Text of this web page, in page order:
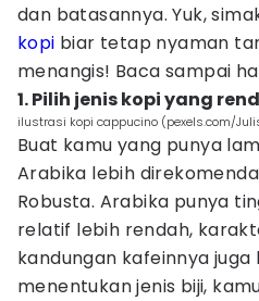
dan batasannya. Yuk,
kopi biar tetap nyaman
menangis! Baca sampai
1. Pilih jenis kopi yang
ilustrasi kopi cappucino (pexels.com/
Buat kamu yang punya
Arabika lebih
Robusta. Arabika punya
relatif lebih rendah,
kandungan kafeinnya juga
menentukan jenis biji,